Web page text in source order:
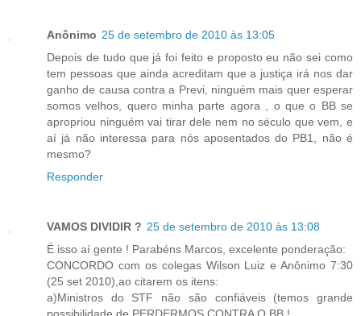
Anônimo 25 de setembro de 2010 às 13:05
Depois de tudo que já foi feito e proposto eu não sei como
tem pessoas que ainda acreditam que a justiça irá nos dar
ganho de causa contra a Previ, ninguém mais quer esperar
somos velhos, quero minha parte agora , o que o BB se
apropriou ninguém vai tirar dele nem no século que vem, e
aí já não interessa para nós aposentados do PB1, não é
mesmo?
Responder
VAMOS DIVIDIR ? 25 de setembro de 2010 às 13:08
É isso aí gente ! Parabéns Marcos, excelente ponderação:
CONCORDO com os colegas Wilson Luiz e Anônimo 7:30
(25 set 2010),ao citarem os itens:
a)Ministros do STF não são confiáveis (temos grande
possibilidade de PERDERMOS CONTRA O BB !